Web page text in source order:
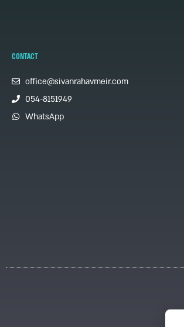
CONTACT
office@sivanrahavmeir.com
054-8151949
WhatsApp